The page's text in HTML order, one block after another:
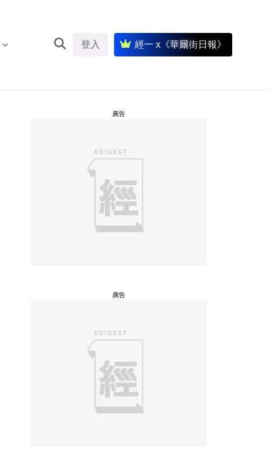
登入 經一 x《華爾街日報》
廣告
廣告